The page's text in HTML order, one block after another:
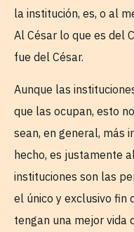
la institución, es, o al
Al César lo que es del
fue del César.
Aunque las
que las ocupan, esto
sean, en general, más
hecho, es justamente
instituciones son las
el único y exclusivo fin
tengan una mejor vida